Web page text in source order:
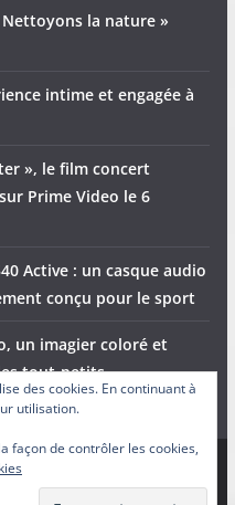
la nature »
intime et engagée à
», le film concert
Prime Video le 6
Active : un casque audio
conçu pour le sport
un imagier coloré et
tout-petits
des cookies. En continuant à
utilisation.
façon de contrôler les cookies,